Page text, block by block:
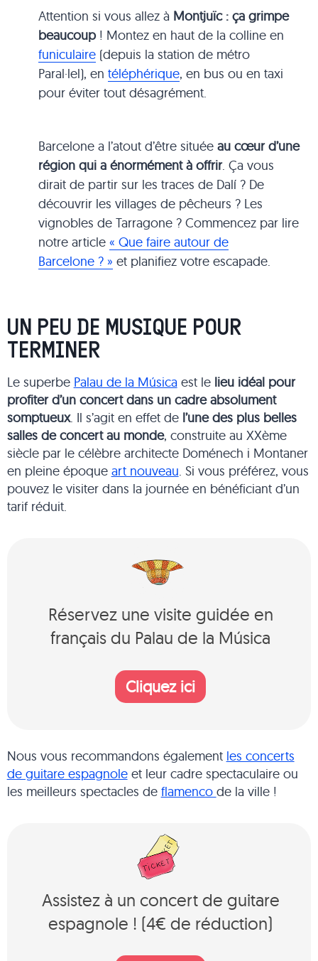
Attention si vous allez à Montjuïc : ça grimpe
beaucoup! Montez en haut de la colline en
funiculaire (depuis la station de métro
Paral·lel), entéléphérique, en bus ou en taxi
pour éviter tout désagrément.
Barcelone a l’atout d’être situéeau cœur d’une
région qui a énormément à offrir. Ça vous
dirait de partir sur les traces de Dalí ? De
découvrir les villages de pêcheurs ? Les
vignobles de Tarragone ? Commencez par lire
notre article« Que faire autour de
Barcelone ? » et planifiez votre escapade.
UN PEU DE MUSIQUE POUR
TERMINER
Le superbe Palau de la Músicaest le lieu idéal pour
profiter d’un concert dans un cadre absolument
somptueux. Il s’agit en effet de l’une des plus belles
salles de concert au monde, construite au XXème
siècle par le célèbre architecte Doménech i Montaner
en pleine époque art nouveau. Si vous préférez, vous
pouvez le visiter dans la journée en bénéficiant d’un
tarif réduit.
Réservez une visite guidée en
français du Palau de la Música
Cliquez ici
Nous vous recommandons également les concerts
de guitare espagnoleet leur cadre spectaculaire ou
les meilleurs spectacles de flamenco de la ville !
Assistez à un concert de guitare
espagnole ! (4€ de réduction)